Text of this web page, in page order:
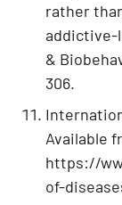
rather
addictive-
&
306.
Available
https://
of-